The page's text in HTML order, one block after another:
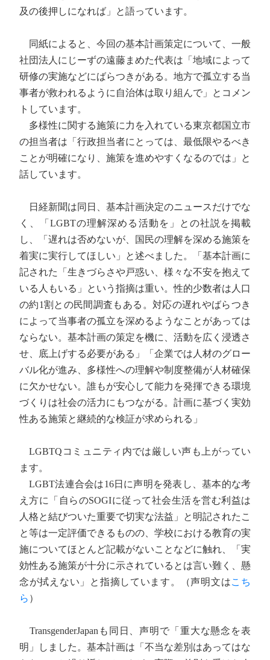
及の後押しになれば」と語っています。
同紙によると、今回の基本計画策定について、一般
社団法人にじーずの遠藤まめた代表は「地域によって
研修の実施などにばらつきがある。地方で孤立する当
事者が救われるように自治体は取り組んで」とコメン
トしています。
多様性に関する施策に力を入れている東京都国立市
の担当者は「行政担当者にとっては、最低限やるべき
ことが明確になり、施策を進めやすくなるのでは」と
話しています。
日経新聞は同日、基本計画決定のニュースだけでな
く、「LGBTの理解深める活動を」との社説を掲載
し、「遅れは否めないが、国民の理解を深める施策を
着実に実行してほしい」と述べました。「基本計画に
記された「生きづらさや戸惑い、様々な不安を抱えて
いる人もいる」という指摘は重い。性的少数者は人口
の約1割との民間調査もある。対応の遅れやばらつき
によって当事者の孤立を深めるようなことがあっては
ならない。基本計画の策定を機に、活動を広く浸透さ
せ、底上げする必要がある」「企業では人材のグロー
バル化が進み、多様性への理解や制度整備が人材確保
に欠かせない。誰もが安心して能力を発揮できる環境
づくりは社会の活力にもつながる。計画に基づく実効
性ある施策と継続的な検証が求められる」
LGBTQコミュニティ内では厳しい声も上がってい
ます。
LGBT法連合会は16日に声明を発表し、基本的な考
え方に「自らのSOGIに従って社会生活を営む利益は
人格と結びついた重要で切実な法益」と明記されたこ
と等は一定評価できるものの、学校における教育の実
施についてほとんど記載がないことなどに触れ、「実
効性ある施策が十分に示されているとは言い難く、懸
念が拭えない」と指摘しています。（声明文はこち
ら ）
TransgenderJapanも同日、声明で「重大な懸念を表
明」しました。基本計画は「不当な差別はあってはな